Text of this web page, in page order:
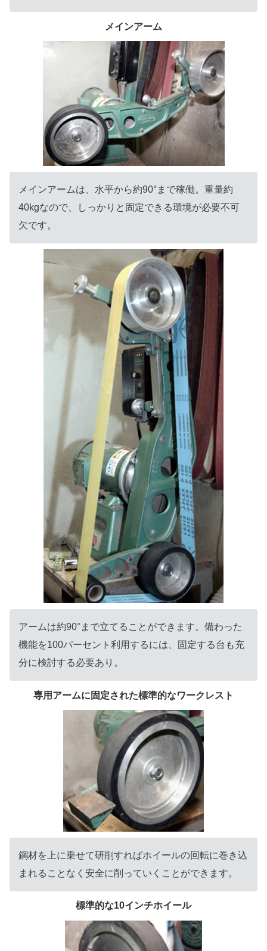
メインアーム
メインアームは、水平から約90°まで稼働。重量約
40kgなので、しっかりと固定できる環境が必要不可
欠です。
アームは約90°まで立てることができます。備わった
機能を100パーセント利用するには、固定する台も充
分に検討する必要あり。
専用アームに固定された標準的なワークレスト
鋼材を上に乗せて研削すればホイールの回転に巻き込
まれることなく安全に削っていくことができます。
標準的な10インチホイール